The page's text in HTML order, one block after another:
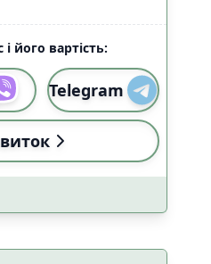
Застосувати
його вартість:
Telegram